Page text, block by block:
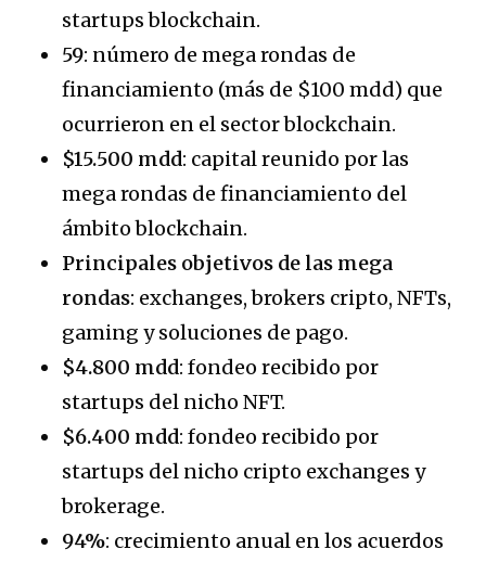
startups blockchain.
59: número de mega rondas de
financiamiento (más de $100 mdd) que
ocurrieron en el sector blockchain.
$15.500 mdd: capital reunido por las
mega rondas de financiamiento del
ámbito blockchain.
Principales objetivos de las mega
rondas: exchanges, brokers cripto, NFTs,
gaming y soluciones de pago.
$4.800 mdd: fondeo recibido por
startups del nicho NFT.
$6.400 mdd: fondeo recibido por
startups del nicho cripto exchanges y
brokerage.
94%: crecimiento anual en los acuerdos